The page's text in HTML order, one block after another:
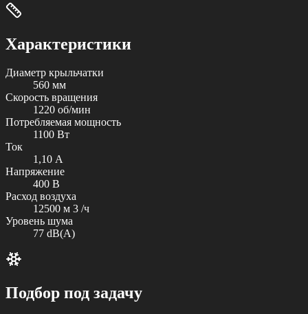
Характеристики
Диаметр крыльчатки
560 мм
Скорость вращения
1220 об/мин
Потребляемая мощность
1100 Вт
Ток
1,10 А
Напряжение
400 В
Расход воздуха
12500 м 3 /ч
Уровень шума
77 dB(A)
Подбор под задачу